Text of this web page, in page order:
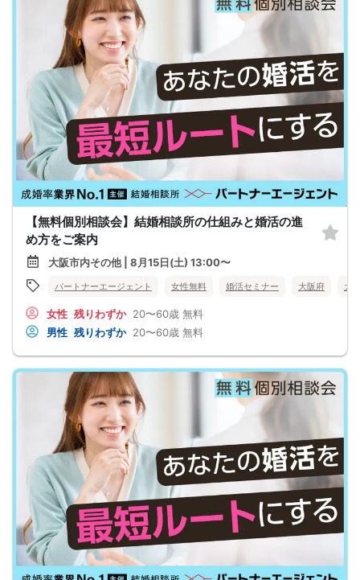
【無料個別相談会】結婚相談所の仕組みと婚活の進
め方をご案内
大阪市内その他 | 8月15日(土) 13:00〜
パートナーエージェント 女性無料 婚活セミナー 大阪府 大
女性 残りわずか 20〜60歳 無料
男性 残りわずか 20〜60歳 無料